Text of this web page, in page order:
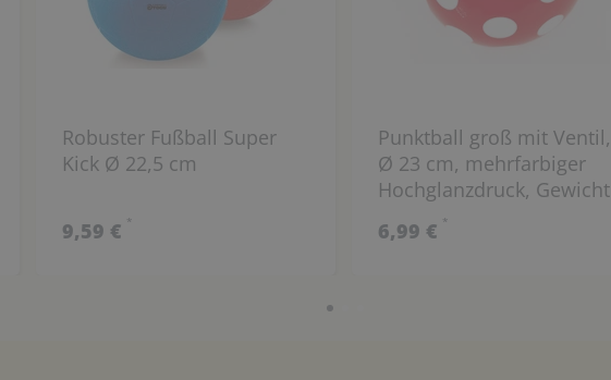
Robuster Fußball Super
Kick Ø 22,5 cm
9,59 € *
Punktball groß mit Ventil,
Ø 23 cm, mehrfarbiger
Hochglanzdruck, Gewicht
6,99 € *